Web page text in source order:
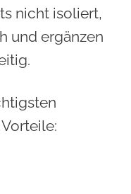
nicht isoliert,
und ergänzen